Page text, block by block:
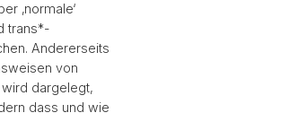
‚normale‘
trans*-
Andererseits
von
dargelegt,
dass und wie